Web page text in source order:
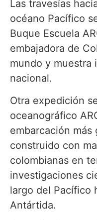
Las travesías
océano Pacífico
Buque Escuela
embajadora de
mundo y muestra
nacional.
Otra expedición
oceanográfico
embarcación más
construido con
colombianas en
investigaciones
largo del Pacífico
Antártida.